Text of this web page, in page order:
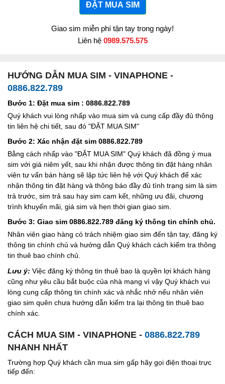
ĐẶT MUA SIM
Giao sim miễn phí tận tay trong ngày!
Liên hệ 0989.575.575
HƯỚNG DẪN MUA SIM - VINAPHONE -
0886.822.789
Bước 1: Đặt mua sim : 0886.822.789
Quý khách vui lòng nhấp vào mua sim và cung cấp đầy đủ thông
tin liên hệ chi tiết, sau đó "ĐẶT MUA SIM"
Bước 2: Xác nhận đặt sim 0886.822.789
Bằng cách nhấp vào "ĐẶT MUA SIM" Quý khách đã đồng ý mua
sim với giá niêm yết, sau khi nhận được thông tin đặt hàng nhân
viên tư vấn bán hàng sẽ lập tức liên hệ với Quý khách để xác
nhận thông tin đặt hàng và thông báo đầy đủ tình trạng sim là sim
trả trước, sim trả sau hay sim cam kết, những ưu đãi, chương
trình khuyến mãi, giá sim và hẹn thời gian giao sim.
Bước 3: Giao sim 0886.822.789 đăng ký thông tin chính chủ.
Nhân viên giao hàng có trách nhiệm giao sim đến tận tay, đăng ký
thông tin chính chủ và hướng dẫn Quý khách cách kiểm tra thông
tin thuê bao chính chủ.
Lưu ý: Việc đăng ký thông tin thuê bao là quyền lợi khách hàng
cũng như yêu cầu bắt buộc của nhà mạng vì vậy Quý khách vui
lòng cung cấp thông tin chính xác và nhắc nhở nếu nhân viên
giao sim quên chưa hướng dẫn kiểm tra lại thông tin thuê bao
chính xác.
CÁCH MUA SIM - VINAPHONE - 0886.822.789
NHANH NHẤT
Trường hợp Quý khách cần mua sim gấp hãy gọi điện thoại trực
tiếp đến: